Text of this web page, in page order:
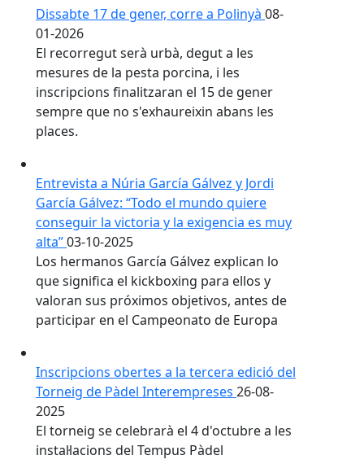
Dissabte 17 de gener, corre a Polinyà 08-
01-2026
El recorregut serà urbà, degut a les
mesures de la pesta porcina, i les
inscripcions finalitzaran el 15 de gener
sempre que no s'exhaureixin abans les
places.
Entrevista a Núria García Gálvez y Jordi
García Gálvez: “Todo el mundo quiere
conseguir la victoria y la exigencia es muy
alta”03-10-2025
Los hermanos García Gálvez explican lo
que significa el kickboxing para ellos y
valoran sus próximos objetivos, antes de
participar en el Campeonato de Europa
Inscripcions obertes a la tercera edició del
Torneig de Pàdel Interempreses 26-08-
2025
El torneig se celebrarà el 4 d'octubre a les
instal·lacions del Tempus Pàdel